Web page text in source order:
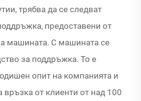
трябва да се следват
предоставени от
машината. С машината се
за поддръжка. То е
опит на компанията и
от клиенти от над 100